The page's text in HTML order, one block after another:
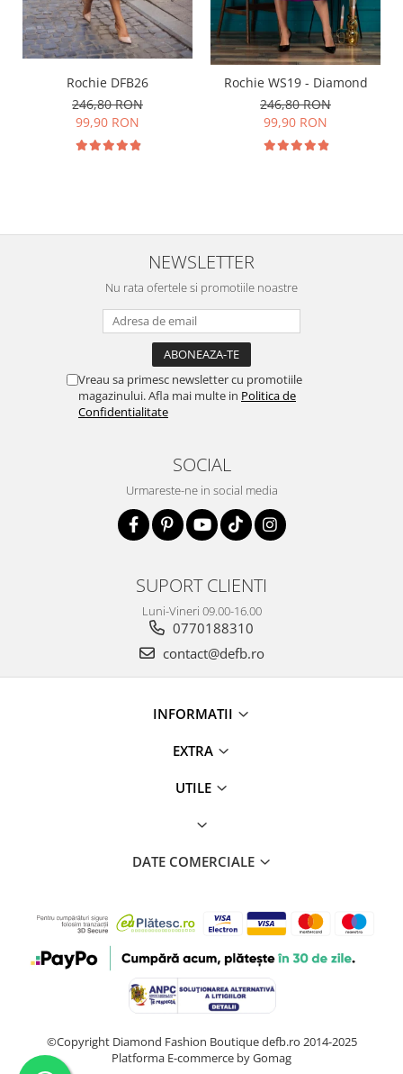
Rochie DFB26
246,80 RON
99,90 RON
Rochie WS19 - Diamond
246,80 RON
99,90 RON
NEWSLETTER
Nu rata ofertele si promotiile noastre
Vreau sa primesc newsletter cu promotiile
magazinului. Afla mai multe in Politica de
Confidentialitate
SOCIAL
Urmareste-ne in social media
SUPORT CLIENTI
Luni-Vineri 09.00-16.00
0770188310
contact@defb.ro
INFORMATII
EXTRA
UTILE
DATE COMERCIALE
©Copyright Diamond Fashion Boutique defb.ro 2014-2025
Platforma E-commerce by Gomag